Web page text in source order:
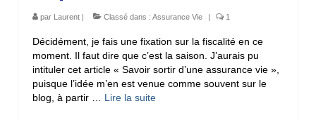
par Laurent | Classé dans : Assurance Vie | 1
Décidément, je fais une fixation sur la fiscalité en ce
moment. Il faut dire que c’est la saison. J’aurais pu
intituler cet article « Savoir sortir d’une assurance vie »,
puisque l’idée m’en est venue comme souvent sur le
blog, à partir … Lire la suite­­